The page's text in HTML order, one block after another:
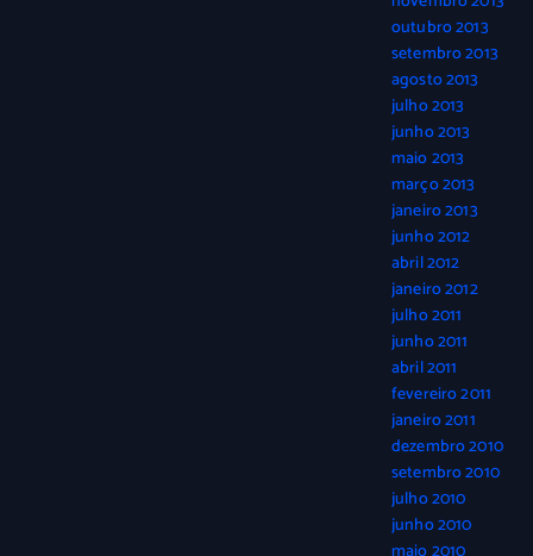
outubro 2013
setembro 2013
agosto 2013
julho 2013
junho 2013
maio 2013
março 2013
janeiro 2013
junho 2012
abril 2012
janeiro 2012
julho 2011
junho 2011
abril 2011
fevereiro 2011
janeiro 2011
dezembro 2010
setembro 2010
julho 2010
junho 2010